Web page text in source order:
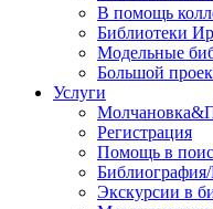
В помощь
Библиотеки
Модельные
Большой
Услуги
Регистрация
Помощь в
Экскурсии в